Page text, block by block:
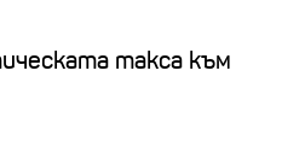
такса към